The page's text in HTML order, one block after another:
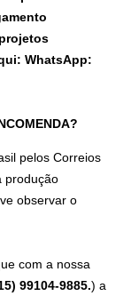
WhatsApp:
pelos Correios
produção
observar o
com a nossa
99104-9885.) a